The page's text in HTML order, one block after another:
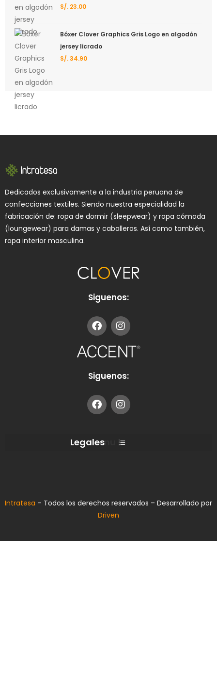
Valorado
S/. 23.00
Bóxer Clover Graphics Gris Logo en algodón
jersey licrado
S/.34.90
Dedicados exclusivamente a la industria peruana de
confecciones textiles. Siendo nuestra especialidad la
fabricación de: ropa de dormir (sleepwear) y ropa cómoda
(loungewear) para damas y caballeros. Así como también,
ropa interior masculina.
Siguenos:
Siguenos:
Menu
Intratesa – Todos los derechos reservados – Desarrollado por
Driven